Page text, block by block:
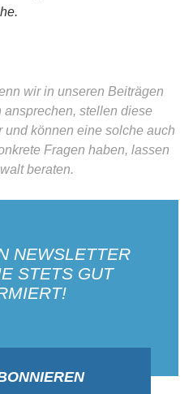
wir in unseren Beiträgen
stellen diese
und können eine solche auch
Fragen haben, lassen
beraten.
NEWSLETTER
STETS GUT